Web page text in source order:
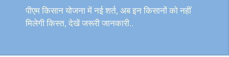
पीएम किसान योजना में नई शर्त, अब इन किसानों को नहीं
मिलेगी किस्त, देखें जरूरी जानकारी..